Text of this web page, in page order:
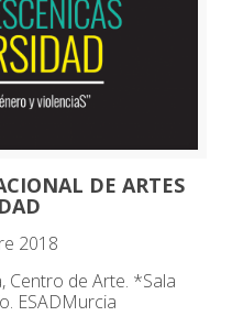
DE ARTES
2018
Centro de Arte. *Sala
ESADMurcia